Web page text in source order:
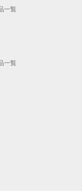
一覧
一覧